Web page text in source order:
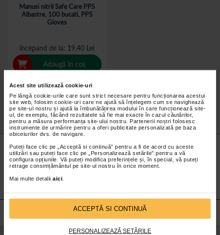
Acest site utilizează cookie-uri
Pe lângă cookie-urile care sunt strict necesare pentru funcționarea acestui
site web, folosim cookie-uri care ne ajută să înțelegem cum se navighează
pe site-ul nostru și ajută la îmbunătățirea modului în care funcționează site-
ul, de exemplu, făcând rezultatele să fie mai exacte în cazul căutărilor,
pentru a măsura performanța site-ului nostru. Partenerii noștri folosesc
instrumente de urmărire pentru a oferi publicitate personalizată pe baza
obiceiurilor dvs. de navigare.
Puteți face clic pe „Acceptă si continuă” pentru a fi de acord cu aceste
utilizări sau puteți face clic pe „Personalizează setările” pentru a vă
configura opțiunile. Vă puteți modifica preferințele și, în special, vă puteți
retrage consimțământul pe site-ul nostru în orice moment.
Mai multe detalii aici
ACCEPTĂ SI CONTINUĂ
PERSONALIZEAZĂ SETĂRILE
Manusi nitril Safe Care PPS
Albastre, 100 bucati, PPS
Gloves
începand de la 19,40 Lei
Adaugă în coș
Nu lăsa niciunpreț micneobservat.
Abonează-tela newsletter-ul nostru!